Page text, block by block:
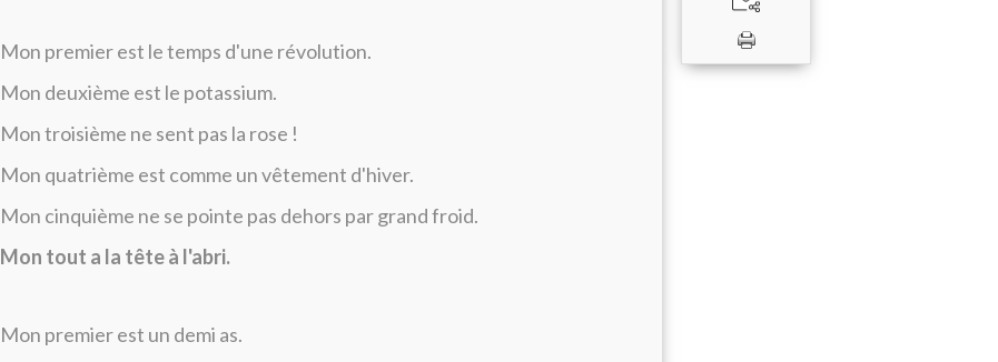
Mon premier est le temps d'une révolution.
Mon deuxième est le potassium.
Mon troisième ne sent pas la rose !
Mon quatrième est comme un vêtement d'hiver.
Mon cinquième ne se pointe pas dehors par grand froid.
Mon tout a la tête à l'abri.
Mon premier est un demi as.